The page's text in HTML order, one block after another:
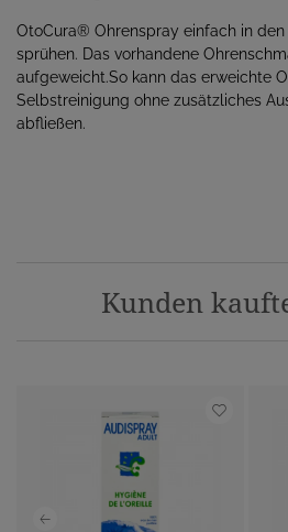
OtoCura® Ohrenspray einfach in den
sprühen. Das vorhandene
aufgeweicht.So kann das erweichte
Selbstreinigung ohne zusätzliches
abfließen.
Kunden